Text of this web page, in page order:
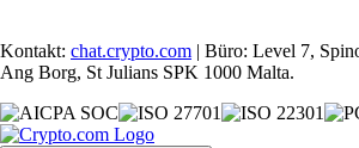
Kontakt: chat.crypto.com | Büro: Level 7,
Ang Borg, St Julians SPK 1000 Malta.